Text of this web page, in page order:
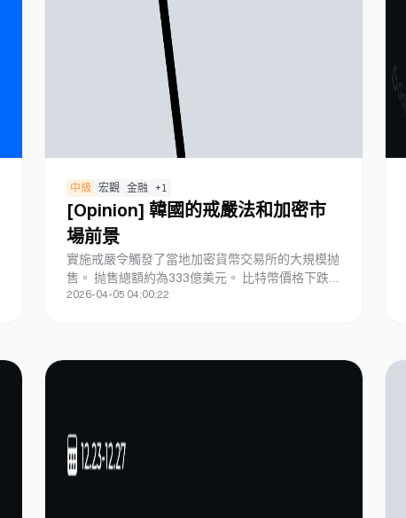
中級 宏觀 金融 +1
[Opinion] 韓國的戒嚴法和加密市
場前景
實施戒嚴令觸發了當地加密貨幣交易所的大規模抛
售。 抛售總額約為333億美元。 比特幣價格下跌至
62.3K美元，當地市場短暫記錄了全球最高交易
2026-04-05 04:00:22